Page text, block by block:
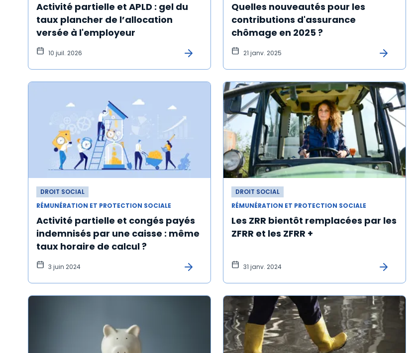
Activité partielle et APLD : gel du
taux plancher de l’allocation
versée à l'employeur
10 juil. 2026
Quelles nouveautés pour les
contributions d'assurance
chômage en 2025 ?
21 janv. 2025
DROIT SOCIAL
RÉMUNÉRATION ET PROTECTION SOCIALE
Activité partielle et congés payés
indemnisés par une caisse : même
taux horaire de calcul ?
3 juin 2024
DROIT SOCIAL
RÉMUNÉRATION ET PROTECTION SOCIALE
Les ZRR bientôt remplacées par les
ZFRR et les ZFRR +
31 janv. 2024